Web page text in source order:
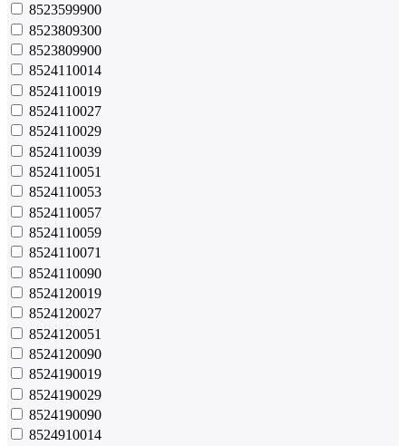
8523599900
8523809300
8523809900
8524110014
8524110019
8524110027
8524110029
8524110039
8524110051
8524110053
8524110057
8524110059
8524110071
8524110090
8524120019
8524120027
8524120051
8524120090
8524190019
8524190029
8524190090
8524910014